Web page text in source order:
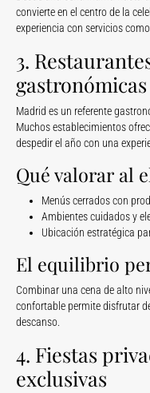
convierte en el centro de la
experiencia con servicios
3.
Madrid es un referente
Muchos establecimientos
despedir el año con una
Qué valorar al
Menús cerrados con
Ambientes cuidados y
Ubicación estratégica
El equilibrio
Combinar una cena de alto
confortable permite disfrutar
descanso.
4. Fiestas
exclusivas